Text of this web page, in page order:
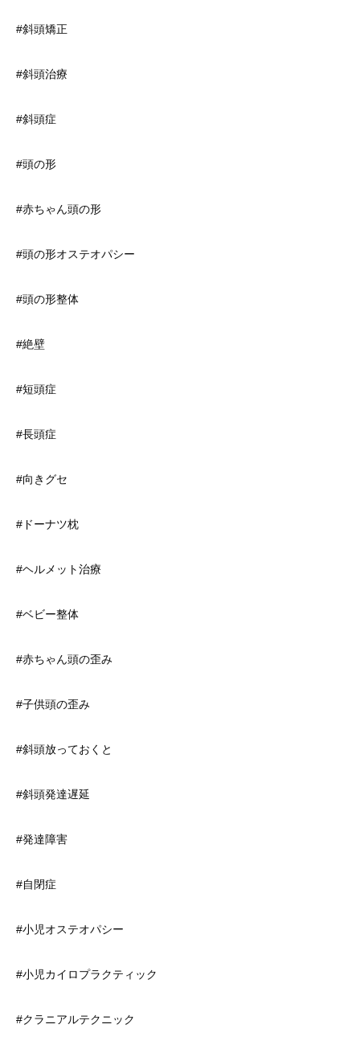
#斜頭矯正
#斜頭治療
#斜頭症
#頭の形
#赤ちゃん頭の形
#頭の形オステオパシー
#頭の形整体
#絶壁
#短頭症
#長頭症
#向きグセ
#ドーナツ枕
#ヘルメット治療
#ベビー整体
#赤ちゃん頭の歪み
#子供頭の歪み
#斜頭放っておくと
#斜頭発達遅延
#発達障害
#自閉症
#小児オステオパシー
#小児カイロプラクティック
#クラニアルテクニック